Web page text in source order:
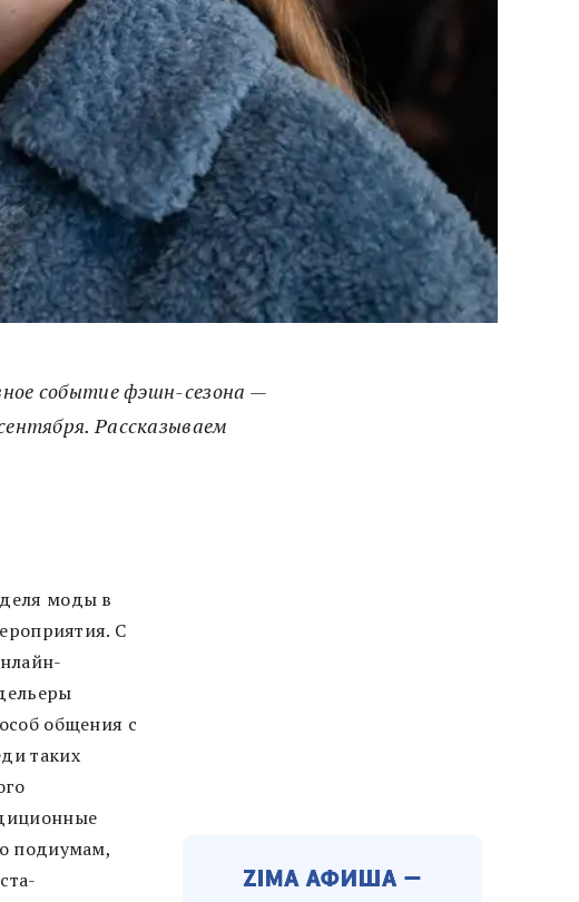
событие фэшн-сезона —
Рассказываем
моды в
С
общения с
таких
подиумам,